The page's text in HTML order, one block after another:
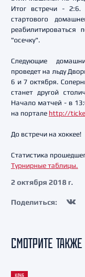
Итог встречи - 2:6.
стартового
реабилитироваться
"осечку".
Следующие
проведет на льду
6 и 7 октября.
станет другой
Начало матчей - в
на портале http://
До встречи на хоккее!
Статистика
Турнирные таблицы.
2 октября 2018 г.
Поделиться:
СМОТРИТЕ ТАКЖЕ
КЛУБ